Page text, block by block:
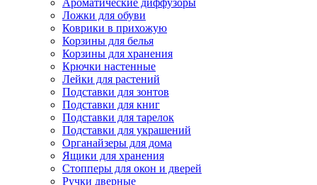
Ароматические диффузоры
Ложки для обуви
Коврики в прихожую
Корзины для белья
Корзины для хранения
Крючки настенные
Лейки для растений
Подставки для зонтов
Подставки для книг
Подставки для тарелок
Подставки для украшений
Органайзеры для дома
Ящики для хранения
Стопперы для окон и дверей
Ручки дверные